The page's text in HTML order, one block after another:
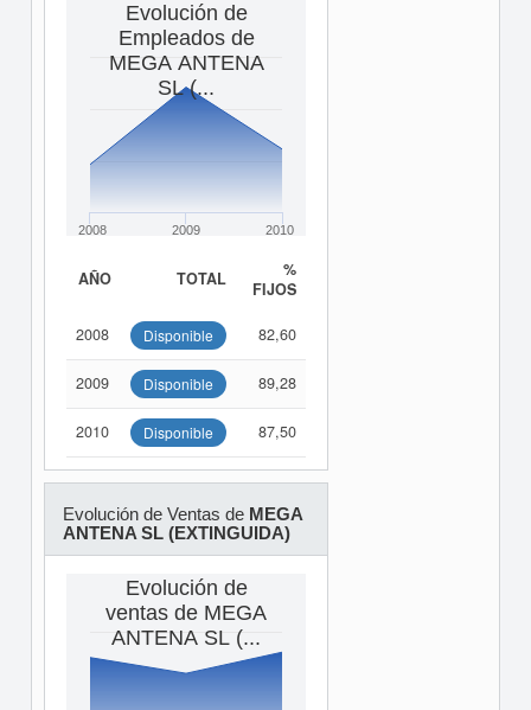
Evolución de
Empleados de
MEGA ANTENA
SL (...
2008 2009 2010
AÑO TOTAL
%
FIJOS
2008 Disponible 82,60
2009 Disponible 89,28
2010 Disponible 87,50
Evolución de Ventas de MEGA
ANTENA SL (EXTINGUIDA)
Evolución de
ventas de MEGA
ANTENA SL (...